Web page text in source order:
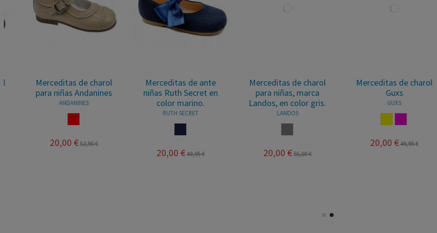
Merceditas de charol
para niñas Andanines
ANDANINES
20,00 € 52,90 €
Merceditas de ante
niñas Ruth Secret en
color marino.
RUTH SECRET
20,00 € 49,95 €
Merceditas de charol
para niñas, marca
Landos, en color gris.
LANDOS
20,00 € 55,00 €
Merceditas de charol
Guxs
GUXS
20,00 € 49,95 €